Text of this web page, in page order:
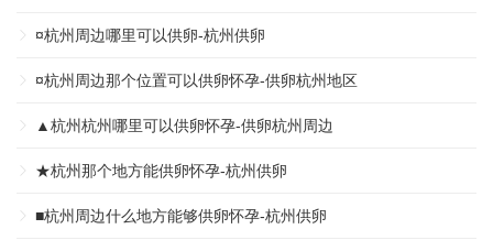
¤杭州周边哪里可以供卵-杭州供卵
¤杭州周边那个位置可以供卵怀孕-供卵杭州地区
▲杭州杭州哪里可以供卵怀孕-供卵杭州周边
★杭州那个地方能供卵怀孕-杭州供卵
■杭州周边什么地方能够供卵怀孕-杭州供卵